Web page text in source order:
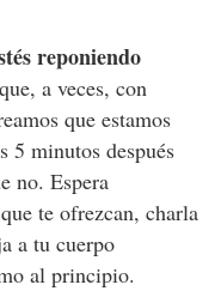
reponiendo
a veces, con
que estamos
5 minutos después
no. Espera
te ofrezcan, charla
a tu cuerpo
al principio.